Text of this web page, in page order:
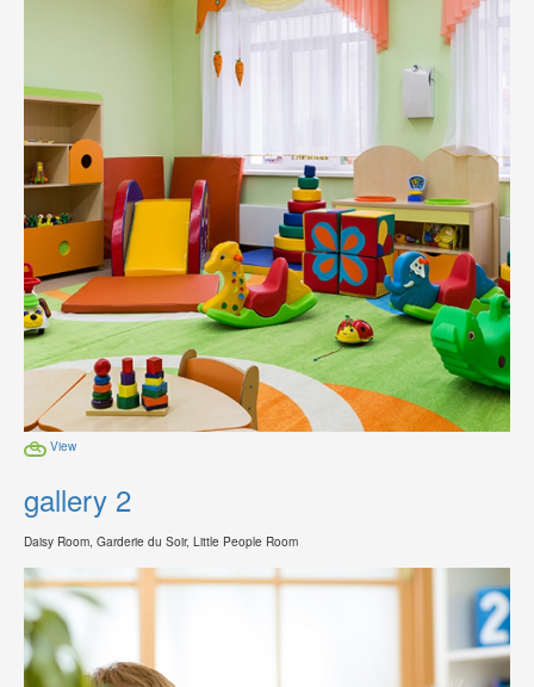
View
gallery 2
Daisy Room, Garderie du Soir, Little People Room